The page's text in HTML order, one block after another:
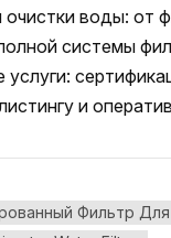
воды: от
системы
и
Фильтр